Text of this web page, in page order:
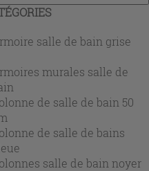
salle de bain grise
murales salle de
de salle de bain 50
de salle de bains
salle de bain noyer